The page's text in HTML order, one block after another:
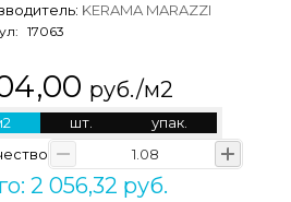
KERAMA MARAZZI
17063
руб./м2
шт.
упак.
2 056,32 руб.